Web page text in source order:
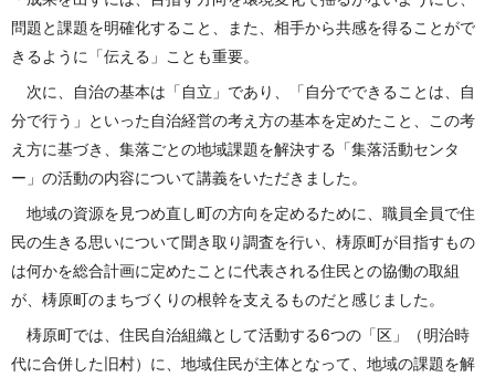
問題と課題を明確化すること、また、相手から共感を得ることがで
きるように「伝える」ことも重要。
次に、自治の基本は「自立」であり、「自分でできることは、自
分で行う」といった自治経営の考え方の基本を定めたこと、この考
え方に基づき、集落ごとの地域課題を解決する「集落活動センタ
ー」の活動の内容について講義をいただきました。
地域の資源を見つめ直し町の方向を定めるために、職員全員で住
民の生きる思いについて聞き取り調査を行い、梼原町が目指すもの
は何かを総合計画に定めたことに代表される住民との協働の取組
が、梼原町のまちづくりの根幹を支えるものだと感じました。
梼原町では、住民自治組織として活動する6つの「区」（明治時
代に合併した旧村）に、地域住民が主体となって、地域の課題を解